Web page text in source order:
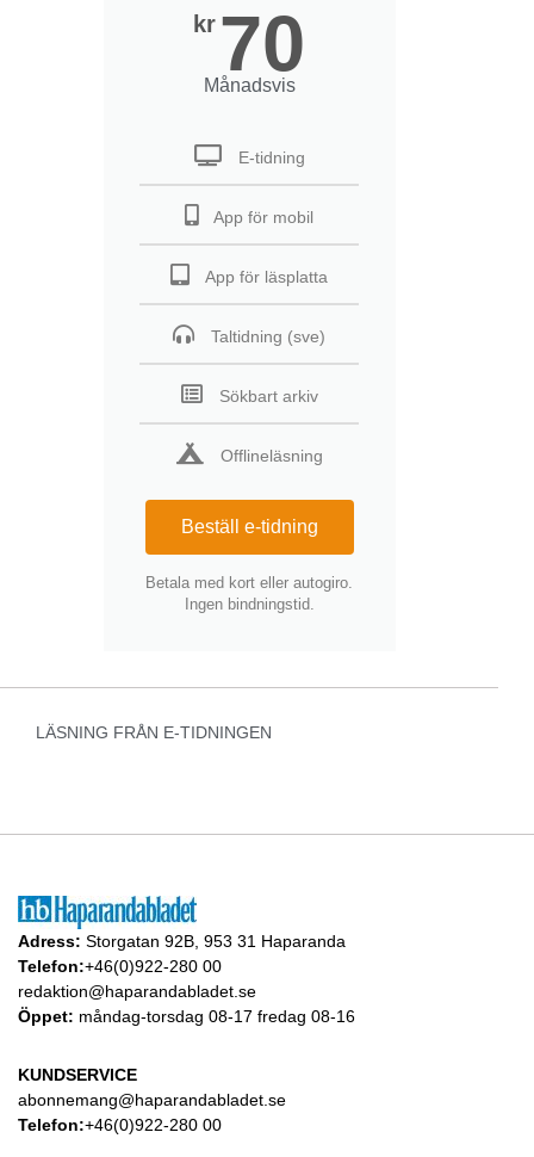
kr 70
Månadsvis
E-tidning
App för mobil
App för läsplatta
Taltidning (sve)
Sökbart arkiv
Offlineläsning
Beställ e-tidning
Betala med kort eller autogiro.
Ingen bindningstid.
LÄSNING FRÅN E-TIDNINGEN
Adress: Storgatan 92B, 953 31 Haparanda
Telefon:+46(0)922-280 00
redaktion@haparandabladet.se
Öppet: måndag-torsdag 08-17 fredag 08-16
KUNDSERVICE
abonnemang@haparandabladet.se
Telefon:+46(0)922-280 00